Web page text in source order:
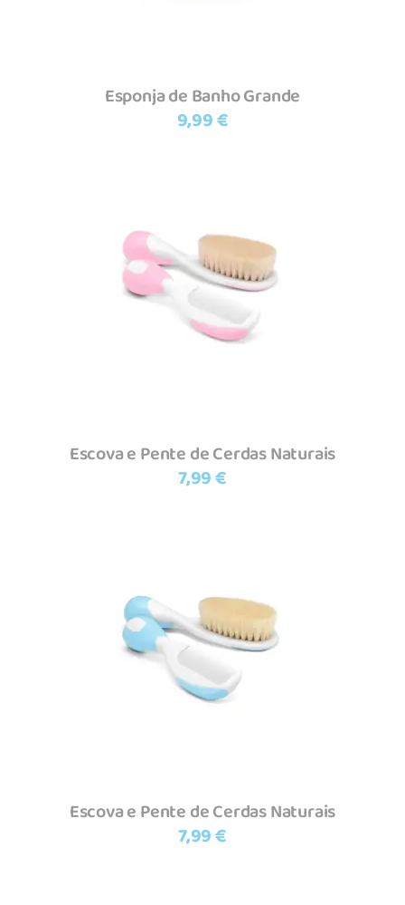
Esponja de Banho Grande
9,99€
Adicionar
Escova e Pente de Cerdas Naturais
7,99€
Adicionar
Escova e Pente de Cerdas Naturais
7,99€